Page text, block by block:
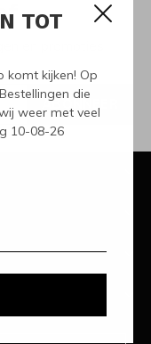
TOT
komt kijken! Op
die
weer met veel
10-08-26
en promoties
ABONNEER